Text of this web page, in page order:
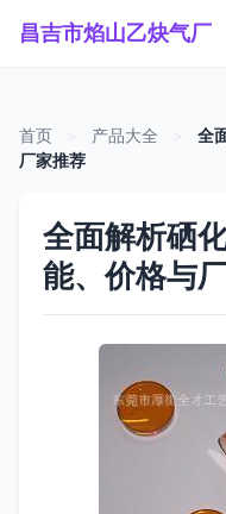
昌吉市焰山乙炔气厂
首页 产品大全
全
厂家推荐
全面解析硒
能、价格与